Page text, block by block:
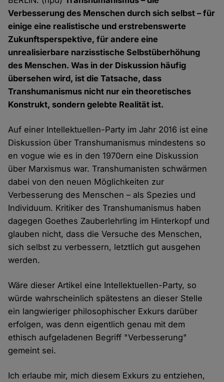
Verbesserung des Menschen durch sich selbst – für
einige eine realistische und erstrebenswerte
Zukunftsperspektive, für andere eine
unrealisierbare narzisstische Selbstüberhöhung
des Menschen. Was in der Diskussion häufig
übersehen wird, ist die Tatsache, dass
Transhumanismus nicht nur ein theoretisches
Konstrukt, sondern gelebte Realität ist.
Auf einer Intellektuellen-Party im Jahr 2016 ist eine
Diskussion über Transhumanismus mindestens so
en vogue wie es in den 1970ern eine Diskussion
über Marxismus war. Transhumanisten schwärmen
dabei von den neuen Möglichkeiten zur
Verbesserung des Menschen – als Spezies und
Individuum. Kritiker des Transhumanismus haben
dagegen Goethes Zauberlehrling im Hinterkopf und
glauben nicht, dass die Versuche des Menschen,
sich selbst zu verbessern, letztlich gut ausgehen
werden.
Wäre dieser Artikel eine Intellektuellen-Party, so
würde wahrscheinlich spätestens an dieser Stelle
ein langwieriger philosophischer Exkurs darüber
erfolgen, was denn eigentlich genau mit dem
ethisch aufgeladenen Begriff "Verbesserung"
gemeint sei.
Ich erlaube mir, mich diesem Exkurs zu entziehen,